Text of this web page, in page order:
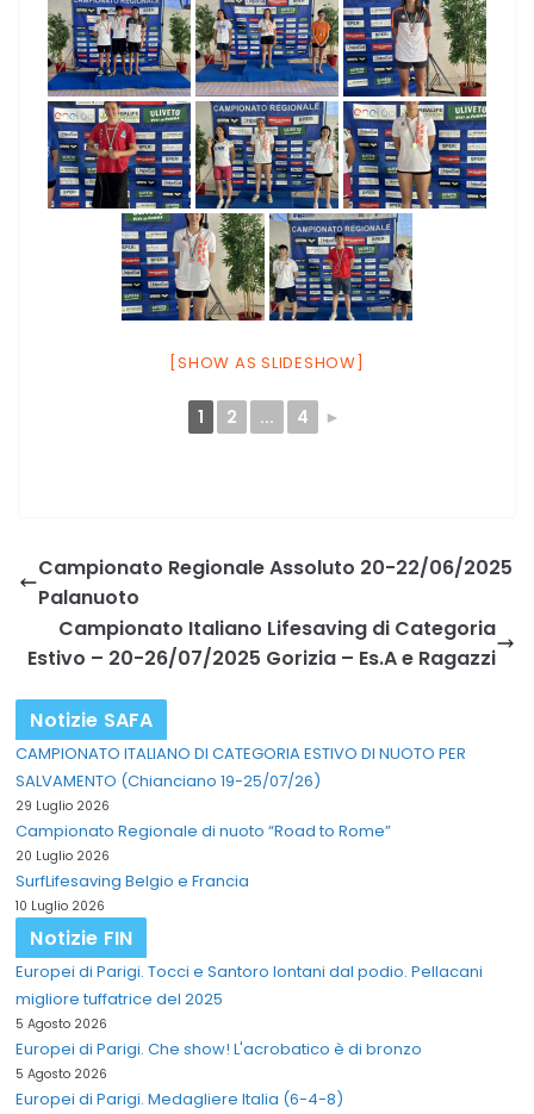
[SHOW AS SLIDESHOW]
1 2 ... 4 ►
Campionato Regionale Assoluto 20-22/06/2025
Palanuoto
Campionato Italiano Lifesaving di Categoria
Estivo – 20-26/07/2025 Gorizia – Es.A e Ragazzi
Notizie SAFA
CAMPIONATO ITALIANO DI CATEGORIA ESTIVO DI NUOTO PER
SALVAMENTO (Chianciano 19-25/07/26)
29 Luglio 2026
Campionato Regionale di nuoto “Road to Rome”
20 Luglio 2026
SurfLifesaving Belgio e Francia
10 Luglio 2026
Notizie FIN
Europei di Parigi. Tocci e Santoro lontani dal podio. Pellacani
migliore tuffatrice del 2025
5 Agosto 2026
Europei di Parigi. Che show! L'acrobatico è di bronzo
5 Agosto 2026
Europei di Parigi. Medagliere Italia (6-4-8)